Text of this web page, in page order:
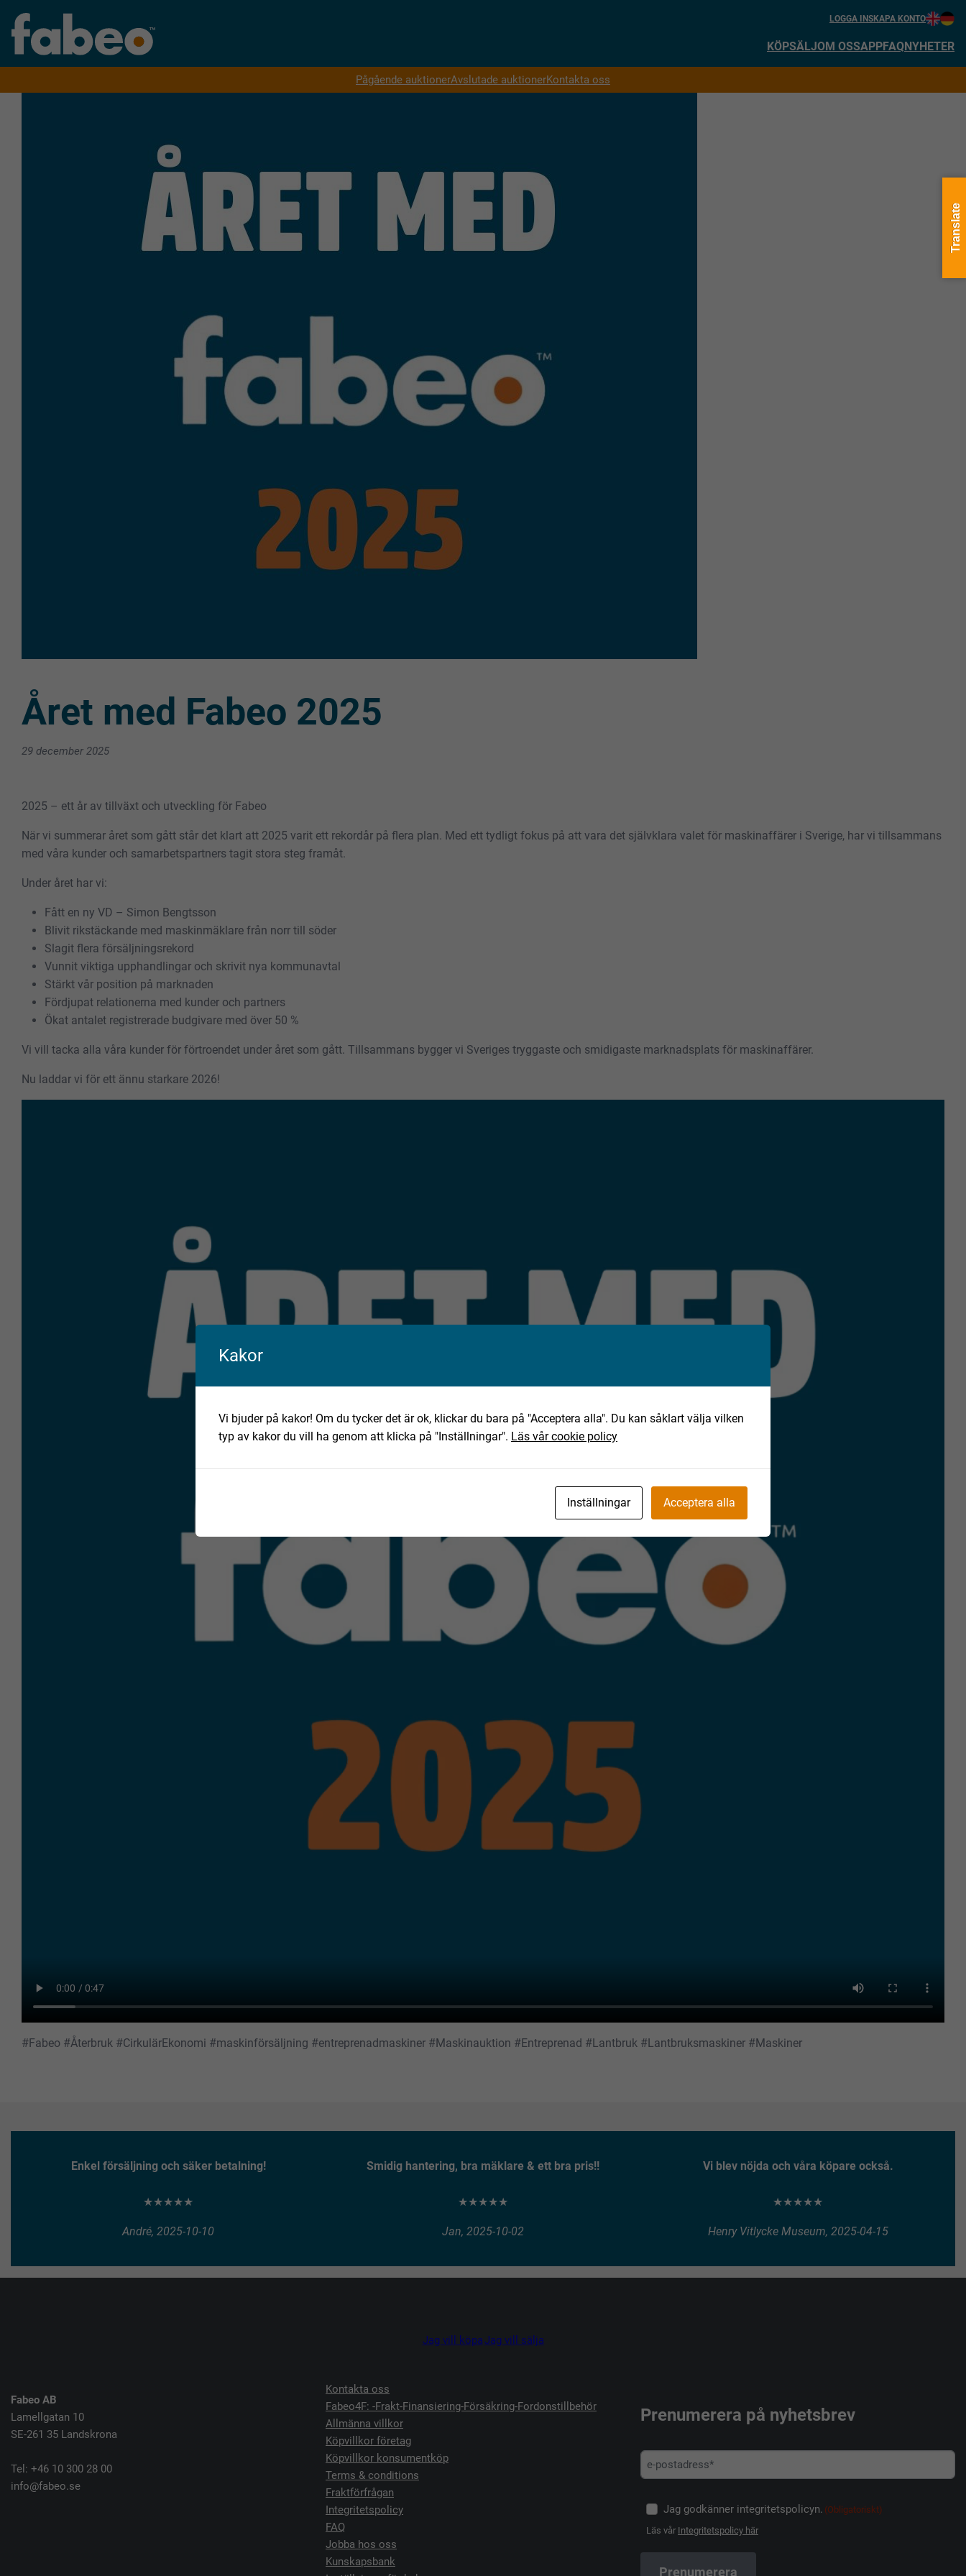
LOGGA INSKAPA KONTO
KÖPSÄLJOM OSSAPPFAQNYHETER
Pågående auktionerAvslutade auktionerKontakta oss
Året med Fabeo 2025
29 december 2025
2025 – ett år av tillväxt och utveckling för Fabeo
När vi summerar året som gått står det klart att 2025 varit ett rekordår på flera plan. Med ett tydligt fokus på att vara det självklara valet för maskinaffärer i Sverige, har vi tillsammans
med våra kunder och samarbetspartners tagit stora steg framåt.
Under året har vi:
Fått en ny VD – Simon Bengtsson
Blivit rikstäckande med maskinmäklare från norr till söder
Slagit flera försäljningsrekord
Vunnit viktiga upphandlingar och skrivit nya kommunavtal
Stärkt vår position på marknaden
Fördjupat relationerna med kunder och partners
Ökat antalet registrerade budgivare med över 50 %
Vi vill tacka alla våra kunder för förtroendet under året som gått. Tillsammans bygger vi Sveriges tryggaste och smidigaste marknadsplats för maskinaffärer.
Nu laddar vi för ett ännu starkare 2026!
#Fabeo #Återbruk #CirkulärEkonomi #maskinförsäljning #entreprenadmaskiner #Maskinauktion #Entreprenad #Lantbruk #Lantbruksmaskiner #Maskiner
Enkel försäljning och säker betalning!
★★★★★
André, 2025-10-10
Smidig hantering, bra mäklare & ett bra pris!!
★★★★★
Jan, 2025-10-02
Vi blev nöjda och våra köpare också.
★★★★★
Henry Vitlycke Museum, 2025-04-15
Jag vill köpaJag vill sälja
Fabeo AB
Lamellgatan 10
SE-261 35 Landskrona
Tel: +46 10 300 28 00
info@fabeo.se
Kontakta oss
Fabeo4F: -Frakt-Finansiering-Försäkring-Fordonstillbehör
Allmänna villkor
Köpvillkor företag
Köpvillkor konsumentköp
Terms & conditions
Fraktförfrågan
Integritetspolicy
FAQ
Jobba hos oss
Kunskapsbank
Prenumerera på nyhetsbrev
Jag godkänner integritetspolicyn. (Obligatoriskt)
Läs vår Integritetspolicy här
Kakor
Vi bjuder på kakor! Om du tycker det är ok, klickar du bara på "Acceptera alla". Du kan såklart välja vilken
typ av kakor du vill ha genom att klicka på "Inställningar". Läs vår cookie policy
Inställningar Acceptera alla
Translate